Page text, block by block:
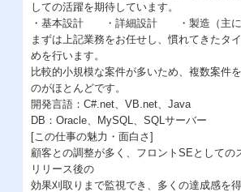
しての活躍を期待しています。
・基本設計 ・詳細設計 ・製造（主に
まずは上記業務をお任せし、慣れてきたタ
めを行います。
比較的小規模な案件が多いため、複数案件
のがほとんどです。
開発言語：C#.net、VB.net、Java
DB：Oracle、MySQL、SQLサーバー
[この仕事の魅力・面白さ]
顧客との調整が多く、フロントSEとして
リリース後の
効果刈取りまで監視でき、多くの達成感を